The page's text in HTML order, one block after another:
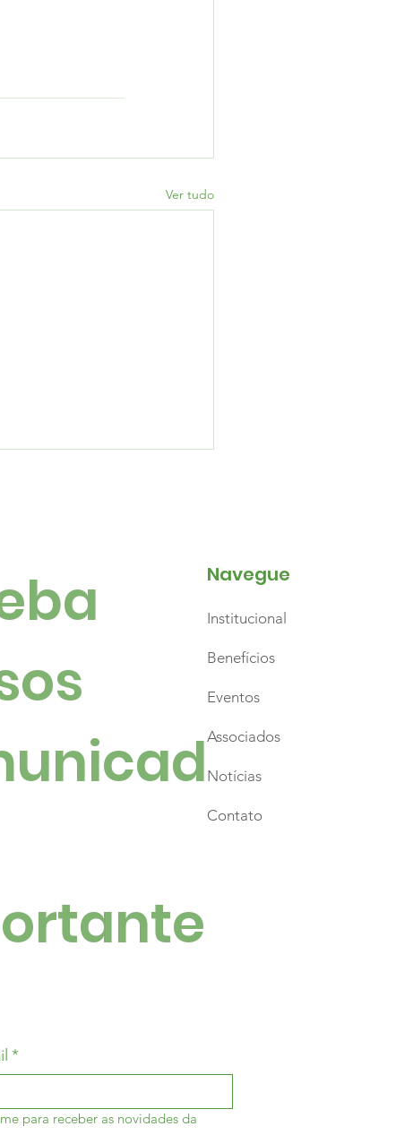
Ver tudo
a abertura do
Natal
*
para receber as novidades da
Navegue
Institucional
Benefícios
Eventos
Associados
Notícias
Contato